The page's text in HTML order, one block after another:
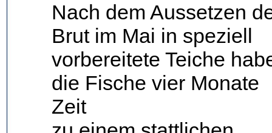
Nach dem Aussetzen
Brut im Mai in speziell
vorbereitete Teiche
die Fische vier Monate
Zeit